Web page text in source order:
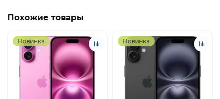
Похожие товары
Новинка Новинка